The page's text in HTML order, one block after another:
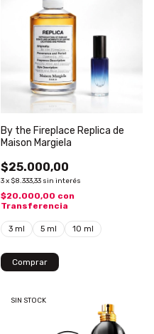
By the Fireplace Replica de
Maison Margiela
$25.000,00
3x $8.333,33 sin interés
$20.000,00 con
Transferencia
3 ml 5 ml 10 ml
Comprar
SIN STOCK